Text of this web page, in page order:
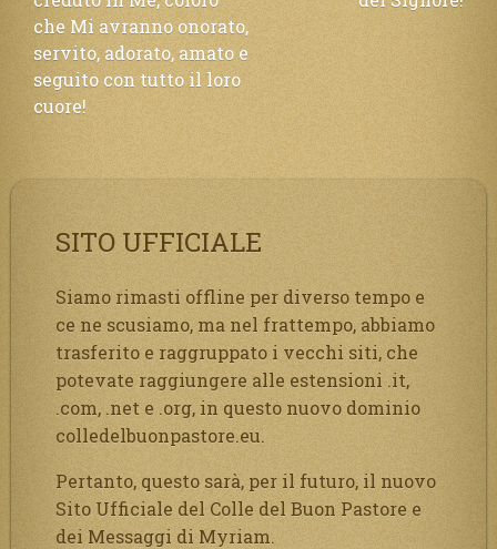
che Mi avranno onorato,
servito, adorato, amato e
seguito con tutto il loro
cuore!
SITO UFFICIALE
Siamo rimasti offline per diverso tempo e
ce ne scusiamo, ma nel frattempo, abbiamo
trasferito e raggruppato i vecchi siti, che
potevate raggiungere alle estensioni .it,
.com, .net e .org, in questo nuovo dominio
colledelbuonpastore.eu.
Pertanto, questo sarà, per il futuro, il nuovo
Sito Ufficiale del Colle del Buon Pastore e
dei Messaggi di Myriam.